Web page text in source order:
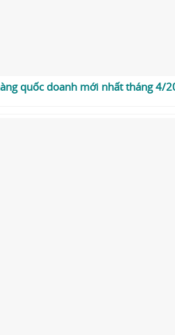
quốc doanh mới nhất tháng 4/